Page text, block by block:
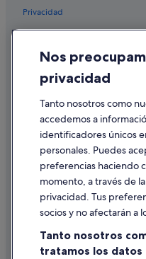
Hoteles para familias en Adeje
Apartamentos en El Duque
Villas en Adeje
Hoteles cerca de Sendero
Hoteles con bar en Adeje
B&B en Arona
Hoteles de lujo en Adeje
Casas de campo en Arona
Chalets en Arona
Casas privadas de vacaciones
Hoteles románticos en Adeje
Privacidad
Condiciones de uso
Información legal/contacto
Pautas sobre el contenido y
Ayuda
Cancelar un vuelo
Cancelar una reserva de hotel
Utilizar un cupón de Expedia
Nos
privacidad
Tanto nosotros como
accedemos a
identificadores únicos
personales. Puedes
preferencias haciendo
momento, a través de
privacidad. Tus
socios y no afectarán a
Tanto nosotros
tratamos los